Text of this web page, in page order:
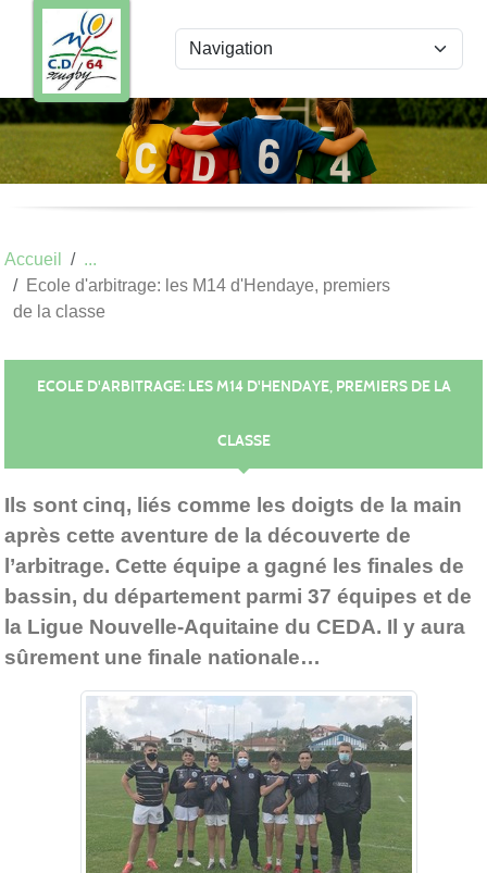
Accueil
Ecole d'arbitrage: les M14 d'Hendaye, premiers
de la classe
ECOLE D'ARBITRAGE: LES M14 D'HENDAYE, PREMIERS DE LA
CLASSE
Ils sont cinq, liés comme les doigts de la main
après cette aventure de la découverte de
l’arbitrage. Cette équipe a gagné les finales de
bassin, du département parmi 37 équipes et de
la Ligue Nouvelle-Aquitaine du CEDA. Il y aura
sûrement une finale nationale…
Panneau de gestion des cookies